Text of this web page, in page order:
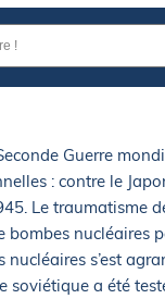
Guerre
: contre le
Le traumatisme
bombes nucléaires
s’est
soviétique a été